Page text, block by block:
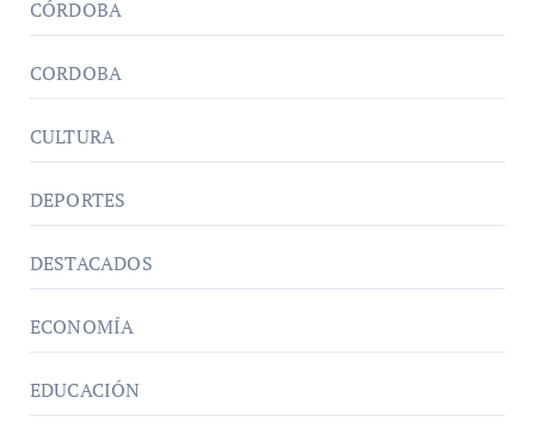
CÓRDOBA
CORDOBA
CULTURA
DEPORTES
DESTACADOS
ECONOMÍA
EDUCACIÓN